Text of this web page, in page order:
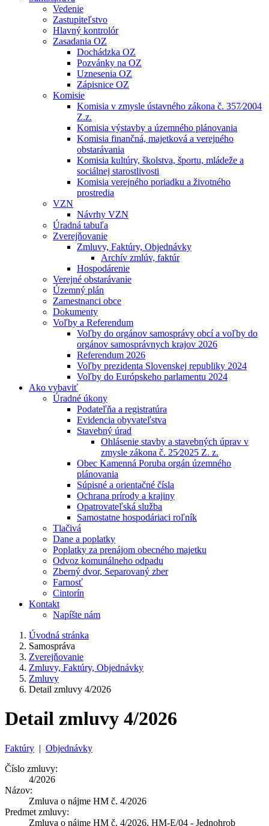
Vedenie
Zastupiteľstvo
Hlavný kontrolór
Zasadania OZ
Dochádzka OZ
Pozvánky na OZ
Uznesenia OZ
Zápisnice OZ
Komisie
Komisia v zmysle ústavného zákona č. 357⁄2004
Z.z.
Komisia výstavby a územného plánovania
Komisia finančná, majetková a verejného
obstarávania
Komisia kultúry, školstva, športu, mládeže a
sociálnej starostlivosti
Komisia verejného poriadku a životného
prostredia
VZN
Návrhy VZN
Úradná tabuľa
Zverejňovanie
Zmluvy, Faktúry, Objednávky
Archív zmlúv, faktúr
Hospodárenie
Verejné obstarávanie
Územný plán
Zamestnanci obce
Dokumenty
Voľby a Referendum
Voľby do orgánov samosprávy obcí a voľby do
orgánov samosprávnych krajov 2026
Referendum 2026
Voľby prezidenta Slovenskej republiky 2024
Voľby do Európskeho parlamentu 2024
Ako vybaviť
Úradné úkony
Podateľňa a registratúra
Evidencia obyvateľstva
Stavebný úrad
Ohlásenie stavby a stavebných úprav v
zmysle zákona č. 25⁄2025 Z. z.
Obec Kamenná Poruba orgán územného
plánovania
Súpisné a orientačné čísla
Ochrana prírody a krajiny
Opatrovateľská služba
Samostatne hospodáriaci roľník
Tlačivá
Dane a poplatky
Poplatky za prenájom obecného majetku
Odvoz komunálneho odpadu
Zberný dvor, Separovaný zber
Farnosť
Cintorín
Kontakt
Napíšte nám
Úvodná stránka
Samospráva
Zverejňovanie
Zmluvy, Faktúry, Objednávky
Zmluvy
Detail zmluvy 4/2026
Detail zmluvy 4/2026
Faktúry | Objednávky
Číslo zmluvy:
4/2026
Názov:
Zmluva o nájme HM č. 4/2026
Predmet zmluvy:
Zmluva o nájme HM č. 4/2026, HM-E/04 - Jednohrob